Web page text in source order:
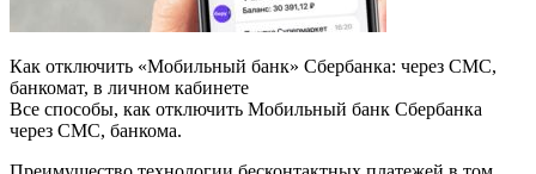
Как отключить «Мобильный банк» Сбербанка: через СМС,
банкомат, в личном кабинете
Все способы, как отключить Мобильный банк Сбербанка
через СМС, банкома.